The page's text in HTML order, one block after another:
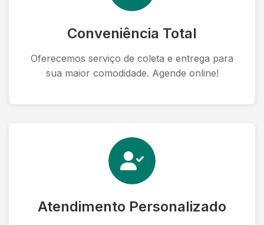
Conveniência Total
Oferecemos serviço de coleta e entrega para
sua maior comodidade. Agende online!
Atendimento Personalizado